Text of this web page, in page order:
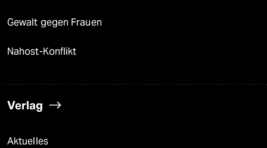
Gewalt gegen Frauen
Nahost-Konflikt
Verlag
Aktuelles